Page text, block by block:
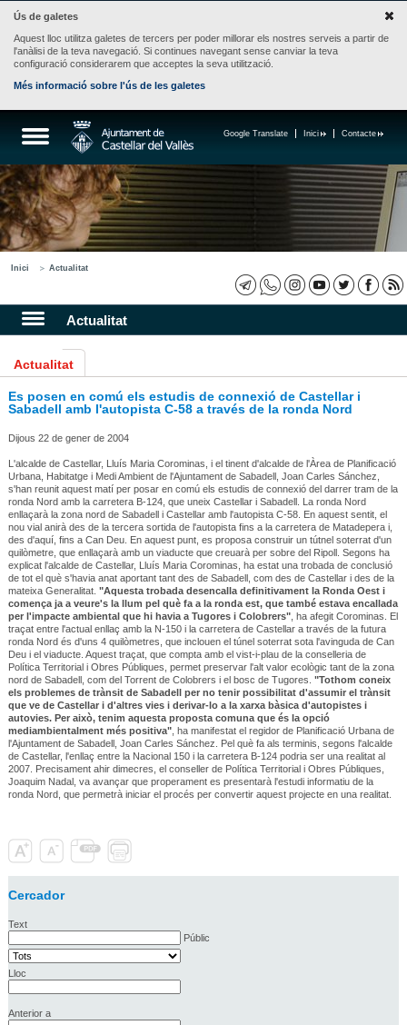
Ús de galetes
Aquest lloc utilitza galetes de tercers per poder millorar els nostres serveis a partir de
l'anàlisi de la teva navegació. Si continues navegant sense canviar la teva
configuració considerarem que acceptes la seva utilització.
Més informació sobre l'ús de les galetes
Contacte
Inici
Google Translate
Inici Actualitat
Actualitat
Actualitat
Es posen en comú els estudis de connexió de Castellar i
Sabadell amb l'autopista C-58 a través de la ronda Nord
Dijous 22 de gener de 2004
L'alcalde de Castellar, Lluís Maria Corominas, i el tinent d'alcalde de l'Àrea de Planificació
Urbana, Habitatge i Medi Ambient de l'Ajuntament de Sabadell, Joan Carles Sánchez,
s'han reunit aquest matí per posar en comú els estudis de connexió del darrer tram de la
ronda Nord amb la carretera B-124, que uneix Castellar i Sabadell. La ronda Nord
enllaçarà la zona nord de Sabadell i Castellar amb l'autopista C-58. En aquest sentit, el
nou vial anirà des de la tercera sortida de l'autopista fins a la carretera de Matadepera i,
des d'aquí, fins a Can Deu. En aquest punt, es proposa construir un tútnel soterrat d'un
quilòmetre, que enllaçarà amb un viaducte que creuarà per sobre del Ripoll. Segons ha
explicat l'alcalde de Castellar, Lluís Maria Corominas, ha estat una trobada de conclusió
de tot el què s'havia anat aportant tant des de Sabadell, com des de Castellar i des de la
mateixa Generalitat. "Aquesta trobada desencalla definitivament la Ronda Oest i
comença ja a veure's la llum pel què fa a la ronda est, que també estava encallada
per l'impacte ambiental que hi havia a Tugores i Colobrers", ha afegit Corominas. El
traçat entre l'actual enllaç amb la N-150 i la carretera de Castellar a través de la futura
ronda Nord és d'uns 4 quilòmetres, que inclouen el túnel soterrat sota l'avinguda de Can
Deu i el viaducte. Aquest traçat, que compta amb el vist-i-plau de la conselleria de
Política Territorial i Obres Públiques, permet preservar l'alt valor ecològic tant de la zona
nord de Sabadell, com del Torrent de Colobrers i el bosc de Tugores. "Tothom coneix
els problemes de trànsit de Sabadell per no tenir possibilitat d'assumir el trànsit
que ve de Castellar i d'altres vies i derivar-lo a la xarxa bàsica d'autopistes i
autovies. Per això, tenim aquesta proposta comuna que és la opció
mediambientalment més positiva", ha manifestat el regidor de Planificació Urbana de
l'Ajuntament de Sabadell, Joan Carles Sánchez. Pel què fa als terminis, segons l'alcalde
de Castellar, l'enllaç entre la Nacional 150 i la carretera B-124 podria ser una realitat al
2007. Precisament ahir dimecres, el conseller de Política Territorial i Obres Públiques,
Joaquim Nadal, va avançar que properament es presentarà l'estudi informatiu de la
ronda Nord, que permetrà iniciar el procés per convertir aquest projecte en una realitat.
Cercador
Text
Públic
Lloc
Anterior a